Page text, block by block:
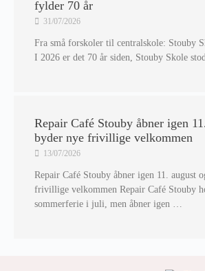
fylder 70 år
31/07/2026
Fra små forskoler til centralskole: Stouby
I 2026 er det 70 år siden, Stouby Skole
Repair Café Stouby åbner igen
byder nye frivillige velkommen
13/07/2026
Repair Café Stouby åbner igen 11. august
frivillige velkommen Repair Café Stouby
sommerferie i juli, men åbner igen …